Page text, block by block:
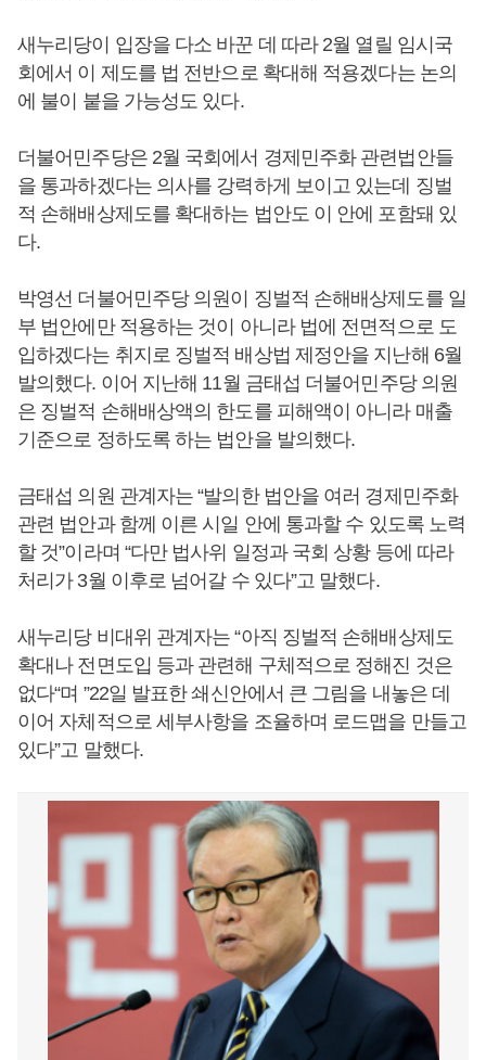
새누리당이 입장을 다소 바꾼 데 따라 2월 열릴 임시국
회에서 이 제도를 법 전반으로 확대해 적용겠다는 논의
에 불이 붙을 가능성도 있다.
더불어민주당은 2월 국회에서 경제민주화 관련법안들
을 통과하겠다는 의사를 강력하게 보이고 있는데 징벌
적 손해배상제도를 확대하는 법안도 이 안에 포함돼 있
다.
박영선 더불어민주당 의원이 징벌적 손해배상제도를 일
부 법안에만 적용하는 것이 아니라 법에 전면적으로 도
입하겠다는 취지로 징벌적 배상법 제정안을 지난해 6월
발의했다. 이어 지난해 11월 금태섭 더불어민주당 의원
은 징벌적 손해배상액의 한도를 피해액이 아니라 매출
기준으로 정하도록 하는 법안을 발의했다.
금태섭 의원 관계자는 “발의한 법안을 여러 경제민주화
관련 법안과 함께 이른 시일 안에 통과할 수 있도록 노력
할 것”이라며 “다만 법사위 일정과 국회 상황 등에 따라
처리가 3월 이후로 넘어갈 수 있다”고 말했다.
새누리당 비대위 관계자는 “아직 징벌적 손해배상제도
확대나 전면도입 등과 관련해 구체적으로 정해진 것은
없다“며 ”22일 발표한 쇄신안에서 큰 그림을 내놓은 데
이어 자체적으로 세부사항을 조율하며 로드맵을 만들고
있다”고 말했다.